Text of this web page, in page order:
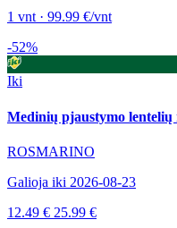
1 vnt · 99.99 €/vnt
-52%
Iki
Medinių pjaustymo
ROSMARINO
Galioja iki 2026-08-23
12.49 € 25.99 €